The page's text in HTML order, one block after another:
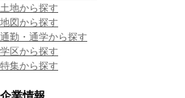
土地から探す
地図から探す
通勤・通学から探す
学区から探す
特集から探す